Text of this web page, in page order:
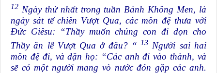
12 Ngày thứ nhất trong tuần Bánh Không Men, là
ngày sát tế chiên Vượt Qua, các môn đệ thưa với
Đức Giêsu: “Thầy muốn chúng con đi dọn cho
Thầy ăn lễ Vượt Qua ở đâu? “ 13 Người sai hai
môn đệ đi, và dặn họ: “Các anh đi vào thành, và
sẽ có một người mang vò nước đón gặp các anh.